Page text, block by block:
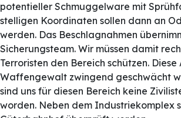
potentieller Schmuggelware mit
stelligen Koordinaten sollen dann an
werden. Das Beschlagnahmen
Sicherungsteam. Wir müssen damit
Terroristen den Bereich schützen.
Waffengewalt zwingend geschwächt
sind uns für diesen Bereich keine
worden. Neben dem Industriekomplex